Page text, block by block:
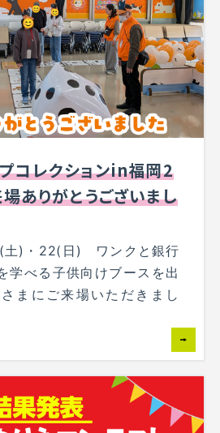
プコレクションin福岡2
ありがとうございまし
土)・22(日) ワンクと銀行
学べる子供向けブースを出
まにご来場いただきまし